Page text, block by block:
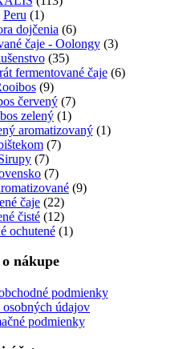
Peru (1)
dojčenia (6)
čaje - Oolongy (3)
(35)
fermentované čaje (6)
(9)
červený (7)
zelený (1)
aromatizovaný (1)
(7)
(7)
(7)
(9)
čaje (22)
čisté (12)
ochutené (1)
nákupe
podmienky
osobných údajov
podmienky